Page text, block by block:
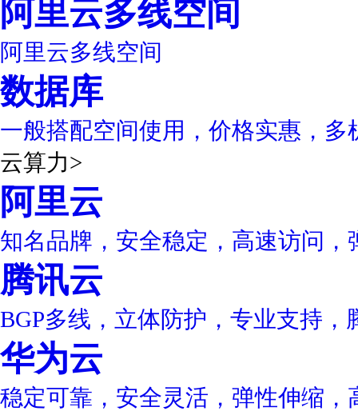
阿里云多线空间
阿里云多线空间
数据库
一般搭配空间使用，价格实惠，多
云算力>
阿里云
知名品牌，安全稳定，高速访问，
腾讯云
BGP多线，立体防护，专业支持，
华为云
稳定可靠，安全灵活，弹性伸缩，